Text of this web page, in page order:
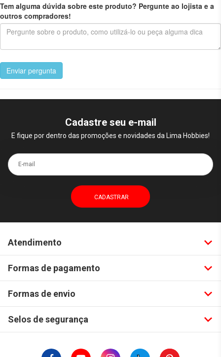
Tem alguma dúvida sobre este produto? Pergunte ao lojista e a
outros compradores!
Enviar pergunta
Cadastre seu e-mail
E fique por dentro das promoções e novidades da Lima Hobbies!
E-mail
Atendimento
Formas de pagamento
Formas de envio
Selos de segurança